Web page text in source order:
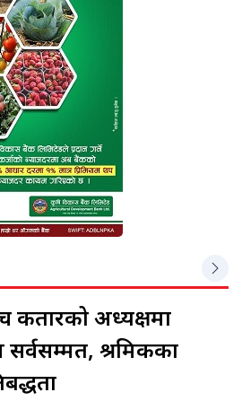
कतारको अध्यक्षमा
श्रमिकका